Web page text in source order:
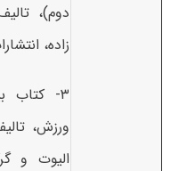
دوم)،
زاده،
۳- کتاب
ورزش،
الیوت و